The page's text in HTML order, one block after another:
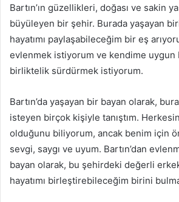
Bartın’ın güzellikleri, doğası ve sakin
büyüleyen bir şehir. Burada yaşayan
hayatımı paylaşabileceğim bir eş
evlenmek istiyorum ve kendime
birliktelik sürdürmek istiyorum.
Bartın’da yaşayan bir bayan olarak,
isteyen birçok kişiyle tanıştım.
olduğunu biliyorum, ancak benim için
sevgi, saygı ve uyum. Bartın’dan
bayan olarak, bu şehirdeki değerli
hayatımı birleştirebileceğim birini